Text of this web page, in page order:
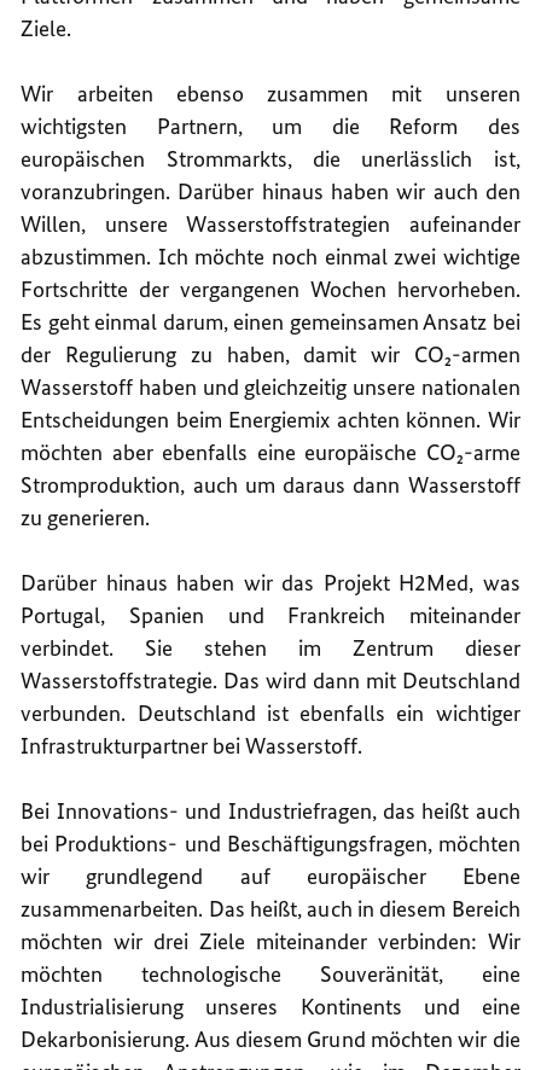
Ziele.
Wir arbeiten ebenso zusammen mit unseren
wichtigsten Partnern, um die Reform des
europäischen Strommarkts, die unerlässlich ist,
voranzubringen. Darüber hinaus haben wir auch den
Willen, unsere Wasserstoffstrategien aufeinander
abzustimmen. Ich möchte noch einmal zwei wichtige
Fortschritte der vergangenen Wochen hervorheben.
Es geht einmal darum, einen gemeinsamen Ansatz bei
der Regulierung zu haben, damit wir CO₂-armen
Wasserstoff haben und gleichzeitig unsere nationalen
Entscheidungen beim Energiemix achten können. Wir
möchten aber ebenfalls eine europäische CO₂-arme
Stromproduktion, auch um daraus dann Wasserstoff
zu generieren.
Darüber hinaus haben wir das Projekt H2Med, was
Portugal, Spanien und Frankreich miteinander
verbindet. Sie stehen im Zentrum dieser
Wasserstoffstrategie. Das wird dann mit Deutschland
verbunden. Deutschland ist ebenfalls ein wichtiger
Infrastrukturpartner bei Wasserstoff.
Bei Innovations- und Industriefragen, das heißt auch
bei Produktions- und Beschäftigungsfragen, möchten
wir grundlegend auf europäischer Ebene
zusammenarbeiten. Das heißt, auch in diesem Bereich
möchten wir drei Ziele miteinander verbinden: Wir
möchten technologische Souveränität, eine
Industrialisierung unseres Kontinents und eine
Dekarbonisierung. Aus diesem Grund möchten wir die